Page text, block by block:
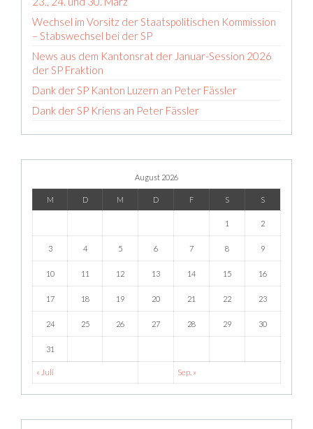
Wechsel im Vorsitz der Staatspolitischen Kommission
– Stabswechsel bei der SP
News aus dem Kantonsrat der Januar-Session 2026
der SP Fraktion
Dank der SP Kanton Luzern an Peter Fässler
Dank der SP Kriens an Peter Fässler
August 2026
M D M D F S S
1 2
3 4 5 6 7 8 9
10 11 12 13 14 15 16
17 18 19 20 21 22 23
24 25 26 27 28 29 30
31
« Juli Sep. »